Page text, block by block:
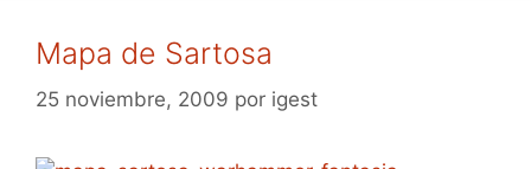
Mapa de Sartosa
25 noviembre, 2009 por igest